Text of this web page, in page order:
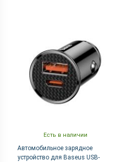
Есть в наличии
Автомобильное зарядное
устройство для Baseus USB-